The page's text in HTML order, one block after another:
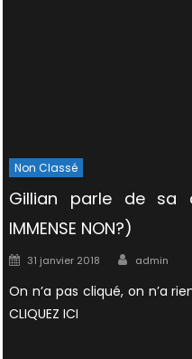
Non Classé
Gillian parle de sa
IMMENSE NON?)
Posted
31 janvier 2018 Author
admin
On n’a pas cliqué, on n’a
CLIQUEZ ICI